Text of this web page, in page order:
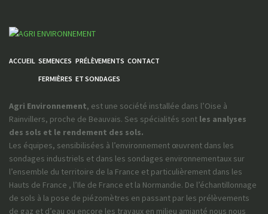
ACCUEIL SEMENCES
FERMIÈRES
PRÉLÈVEMENTS
ET SONDAGES
CONTACT
Agri Environnement, est une société installée dans l’Oise à
Rainvillers, proche de Beauvais. Ses spécialités sont les analyses
des sols et le rendement des sols.
Les équipes, sensibilisées à l’environnement œuvrent dans les
sondages industriels et dans les sondages environnementaux sur
l’ensemble du territoire de la France et particulièrement dans les
Hauts de France , l’Ile de France et la Normandie. De l’échantillonnage
de sols à la pose de piézomètres en passant par les prélèvements
de gaz et d’eau ou encore les travaux en milieu amianté nous nous